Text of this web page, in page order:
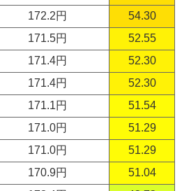
172.2円
54.30
171.5円
52.55
171.4円
52.30
171.4円
52.30
171.1円
51.54
171.0円
51.29
171.0円
51.29
170.9円
51.04